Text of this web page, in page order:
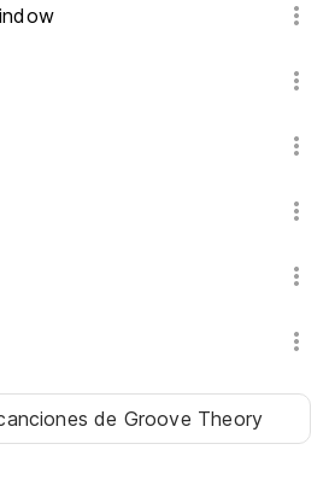
de Groove Theory